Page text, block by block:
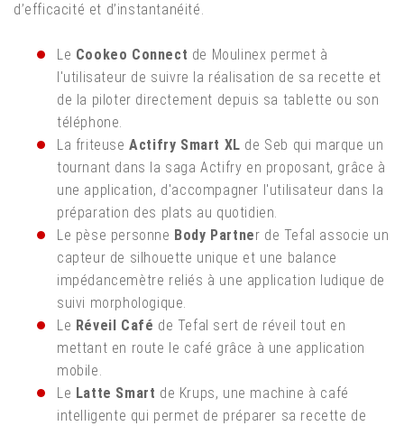
d’efficacité et d’instantanéité.
Le Cookeo Connect de Moulinex permet à
l'utilisateur de suivre la réalisation de sa recette et
de la piloter directement depuis sa tablette ou son
téléphone.
La friteuseActifry Smart XL de Seb qui marque un
tournant dans la saga Actifry en proposant, grâce à
une application, d'accompagner l'utilisateur dans la
préparation des plats au quotidien.
Le pèse personne Body Partner de Tefal associe un
capteur de silhouette unique et une balance
impédancemètre reliés à une application ludique de
suivi morphologique.
Le Réveil Café de Tefal sert de réveil tout en
mettant en route le café grâce à une application
mobile.
Le Latte Smart de Krups, une machine à café
intelligente qui permet de préparer sa recette de